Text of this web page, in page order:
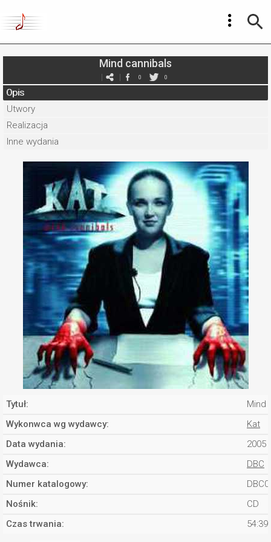
Mind cannibals
0 0
Opis
Utwory
Realizacja
Inne wydania
Tytuł:
Mind
Wykonwca wg wydawcy:
Kat
Data wydania:
2005
Wydawca:
DBC
Numer katalogowy:
Nośnik:
CD
Czas trwania:
54:39